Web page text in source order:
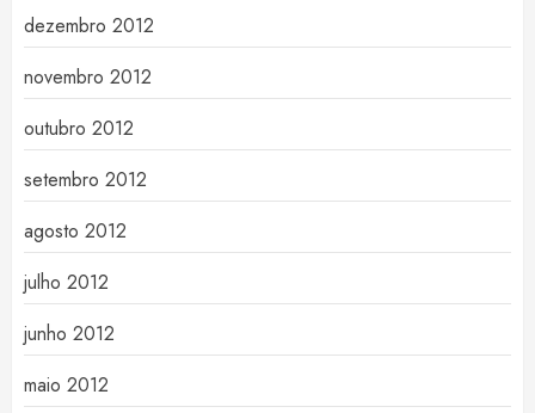
dezembro 2012
novembro 2012
outubro 2012
setembro 2012
agosto 2012
julho 2012
junho 2012
maio 2012